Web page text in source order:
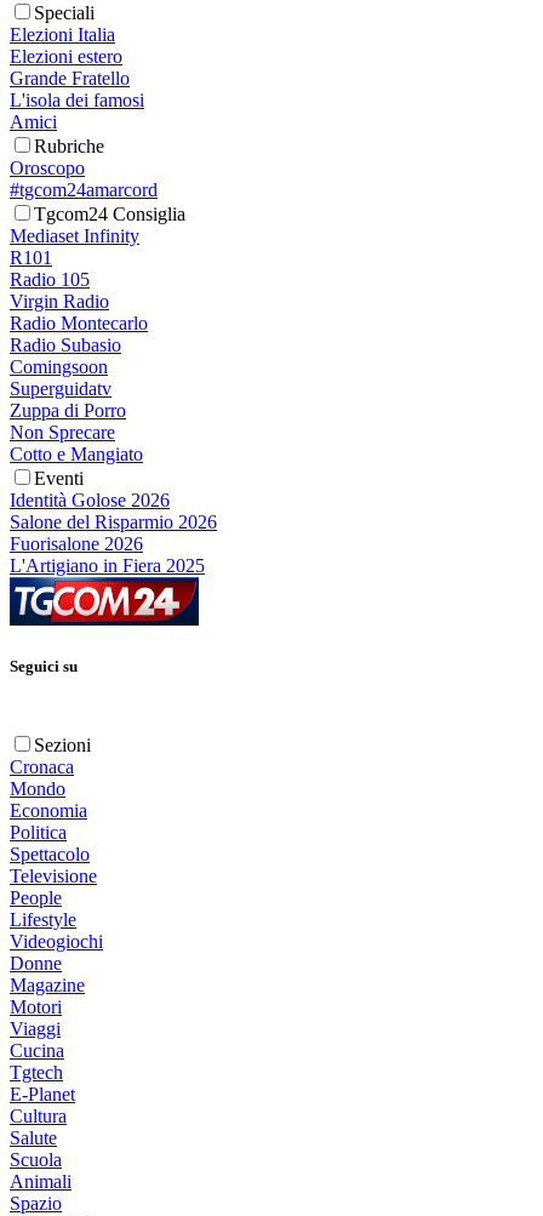
Speciali
Elezioni Italia
Elezioni estero
Grande Fratello
L'isola dei famosi
Amici
Rubriche
Oroscopo
#tgcom24amarcord
Tgcom24 Consiglia
Mediaset Infinity
R101
Radio 105
Virgin Radio
Radio Montecarlo
Radio Subasio
Comingsoon
Superguidatv
Zuppa di Porro
Non Sprecare
Cotto e Mangiato
Eventi
Identità Golose 2026
Salone del Risparmio 2026
Fuorisalone 2026
L'Artigiano in Fiera 2025
Seguici su
Sezioni
Cronaca
Mondo
Economia
Politica
Spettacolo
Televisione
People
Lifestyle
Videogiochi
Donne
Magazine
Motori
Viaggi
Cucina
Tgtech
E-Planet
Cultura
Salute
Scuola
Animali
Spazio